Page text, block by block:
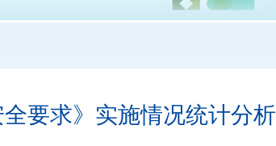
要求》实施情况统计分